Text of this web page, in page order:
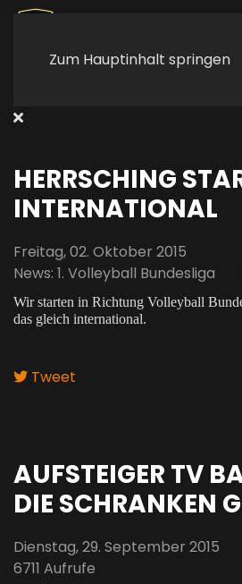
Zum Hauptinhalt springen
HERRSCHING
INTERNATIONAL
Freitag, 02. Oktober 2015
News: 1. Volleyball Bundesliga
Wir starten in Richtung Volleyball
das gleich international.
Tweet
AUFSTEIGER TV
DIE SCHRANKEN
Dienstag, 29. September 2015
6711 Aufrufe